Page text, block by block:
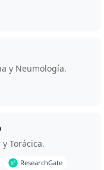
y Neumología.
Torácica.
ResearchGate